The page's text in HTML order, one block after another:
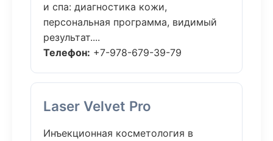
и спа: диагностика кожи,
персональная программа, видимый
результат....
Телефон: +7-978-679-39-79
Laser Velvet Pro
Инъекционная косметология в